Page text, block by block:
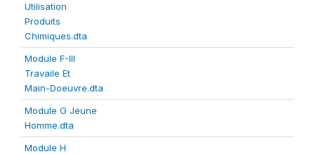
Utilisation
Produits
Chimiques.dta
Module F-III
Travaile Et
Main-Doeuvre.dta
Module G Jeune
Homme.dta
Module H